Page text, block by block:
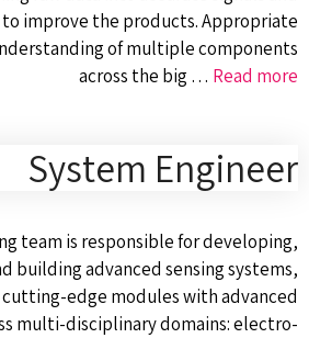
improve the products. Appropriate
of multiple components
across the big … Read more
System Engineer
team is responsible for developing,
building advanced sensing systems,
edge modules with advanced
multi-disciplinary domains: electro-